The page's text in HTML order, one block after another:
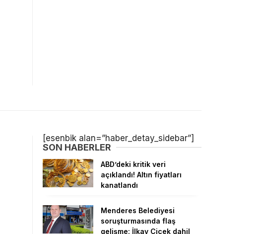
[esenbik alan=”haber_detay_sidebar”]
SON HABERLER
ABD’deki kritik veri
açıklandı! Altın fiyatları
kanatlandı
Menderes Belediyesi
soruşturmasında flaş
gelişme: İlkay Çiçek dahil